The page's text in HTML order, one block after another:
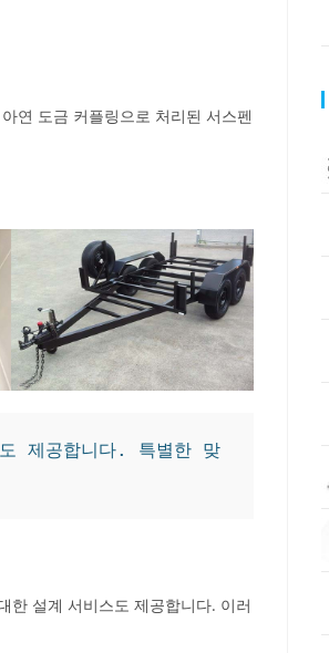
연 도금 커플링으로 처리된 서스펜
제공합니다. 특별한 맞
한 설계 서비스도 제공합니다. 이러